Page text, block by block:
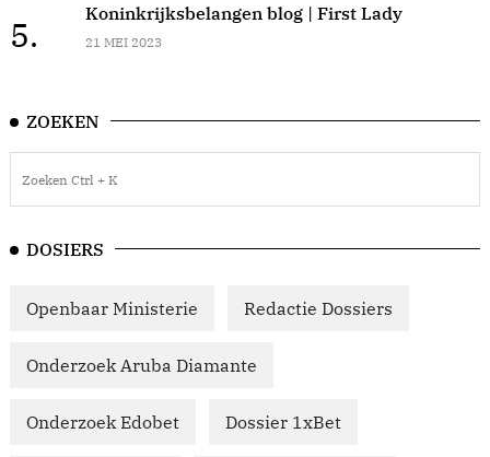
5.
Koninkrijksbelangen blog | First Lady
21 MEI 2023
ZOEKEN
DOSIERS
Openbaar Ministerie Redactie Dossiers
Onderzoek Aruba Diamante
Onderzoek Edobet Dossier 1xBet